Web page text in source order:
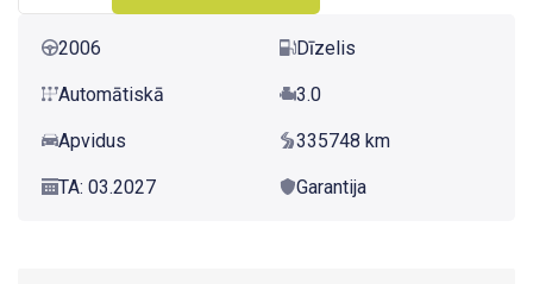
2006 Dīzelis
Automātiskā 3.0
Apvidus 335748 km
TA: 03.2027 Garantija